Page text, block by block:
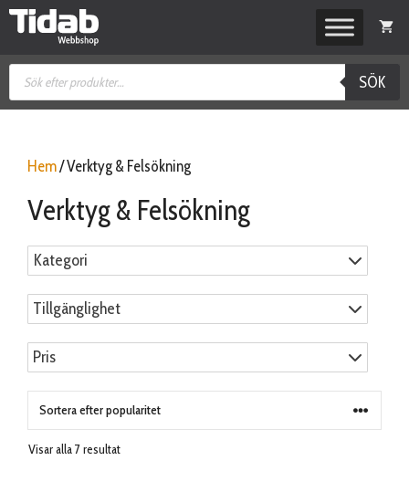
Hoppa
Produktsökning
SÖK
Hem/ Verktyg & Felsökning
Verktyg & Felsökning
Kategori
Tillgänglighet
Pris
Visar alla 7 resultatSortera